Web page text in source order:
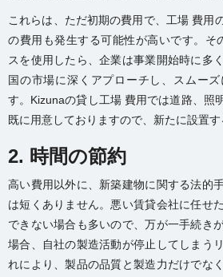
これらは、ただ初期の費用で、工場 費用
の費用も発生する可能性が高いです。そ
スを使用したら、企業は事業開始時に多
国の市場に深くアプローチし、スムー
す。Kizunaの貸し工場 費用では道路、照
既に用意しておりますので、新たに設置す
2. 時間の節約
高い費用以外に、新築建物に関する法的
は短くありません。悪い賃貸会社に任せ
できない場合も多いので、万が一手続き
場合、自社の製造活動が停止してしまう
れにより、製品の品質と製造力だけでな